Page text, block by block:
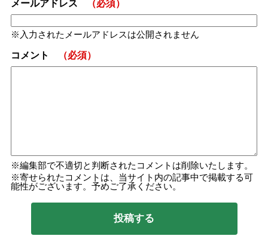
メールアドレス （必須）
入力されたメールアドレスは公開されません
コメント （必須）
編集部で不適切と判断されたコメントは削除いたします。
寄せられたコメントは、当サイト内の記事中で掲載する可
能性がございます。予めご了承ください。